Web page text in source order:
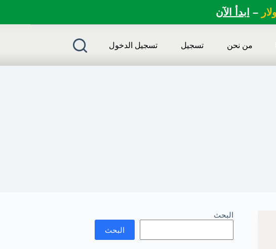
– ابدأ الآن
من نحن تسجيل تسجيل الدخول
البحث
البحث